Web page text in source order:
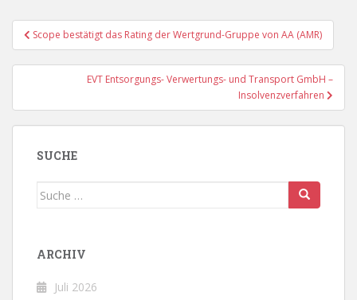
Beitragsnavigation
Scope bestätigt das Rating der Wertgrund-Gruppe von AA (AMR)
EVT Entsorgungs- Verwertungs- und Transport GmbH –
Insolvenzverfahren
SUCHE
Suche
ARCHIV
Juli 2026